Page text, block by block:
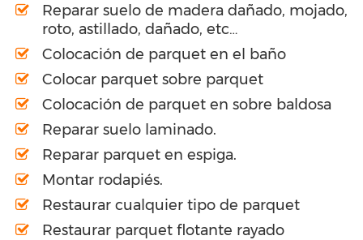
Reparar suelo de madera dañado, mojado,
roto, astillado, dañado, etc…
Colocación de parquet en el baño
Colocar parquet sobre parquet
Colocación de parquet en sobre baldosa
Reparar suelo laminado.
Reparar parquet en espiga.
Montar rodapiés.
Restaurar cualquier tipo de parquet
Restaurar parquet flotante rayado